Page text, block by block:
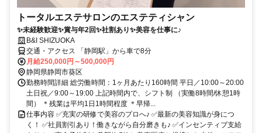
トータルエステサロンのエステティシャン
✨未経験歓迎✨賞与年2回✨社割あり✨美容を仕事に♪
B&I SHIZUOKA
交通・アクセス 「静岡駅」から車で8分
月給250,000円～500,000円
静岡県静岡市葵区
勤務時間詳細 総労働時間：1ヶ月あたり160時間 平日／10:00～20:00
土日祝／9:00～19:00 上記時間内で、シフト制 （実働8時間/休憩1時
間） ＊残業は平均1日1時間程度 ＊早帰...
仕事内容 ✅充実の研修で美容のプロへ♪ ✅最新の美容知識が身につ
く！ ✅社員割引あり！働きながら自分磨きも♪ ✅インセンティブ支給